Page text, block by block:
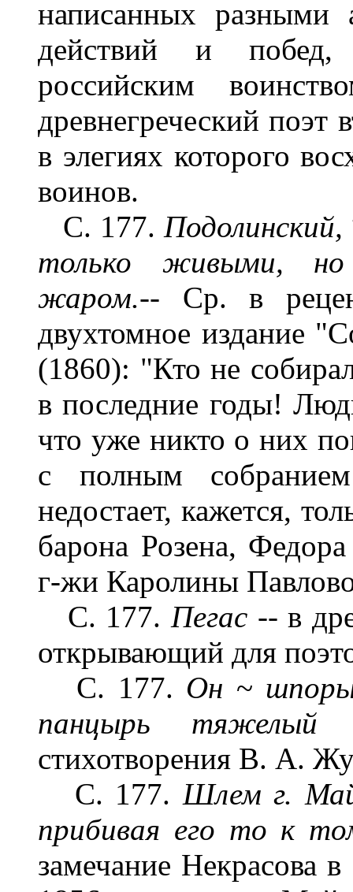
написанных разными
действий и побед,
российским
древнегреческий
в элегиях которого
воинов.
С. 177. Подолинский,
только живыми,
жаром.-- Ср. в
двухтомное издание
(1860): "Кто не
в последние годы!
что уже никто о них
с полным
недостает, кажется,
барона Розена,
г-жи Каролины
С. 177. Пегас --в
открывающий для
С. 177. Он ~
панцырь
стихотворения В. А.
С. 177. Шлем г.
прибивая его то к
замечание Некрасова